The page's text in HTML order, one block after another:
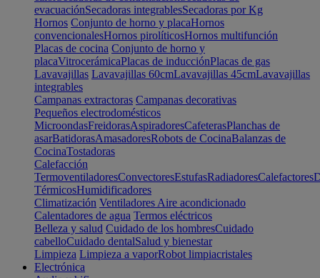
evacuaciónSecadoras integrablesSecadoras por Kg
Hornos Conjunto de horno y placaHornos
convencionalesHornos pirolíticosHornos multifunción
Placas de cocina Conjunto de horno y
placaVitrocerámicaPlacas de inducciónPlacas de gas
Lavavajillas Lavavajillas 60cmLavavajillas 45cmLavavajillas
integrables
Campanas extractoras Campanas decorativas
Pequeños electrodomésticos
MicroondasFreidorasAspiradoresCafeterasPlanchas de
asarBatidorasAmasadoresRobots de CocinaBalanzas de
CocinaTostadoras
Calefacción
TermoventiladoresConvectoresEstufasRadiadoresCalefactores
TérmicosHumidificadores
Climatización Ventiladores Aire acondicionado
Calentadores de agua Termos eléctricos
Belleza y salud Cuidado de los hombresCuidado
cabelloCuidado dentalSalud y bienestar
Limpieza Limpieza a vaporRobot limpiacristales
Electrónica